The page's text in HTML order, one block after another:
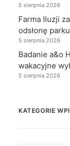
5 sierpnia 2026
Farma Iluzji
odsłonę parku
5 sierpnia 2026
Badanie a&o
wakacyjne
5 sierpnia 2026
KATEGORIE